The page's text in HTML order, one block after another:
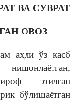
ВА СУВРАТ
ОВОЗ
аҳли ўз касб
этилган
бўлишаётган